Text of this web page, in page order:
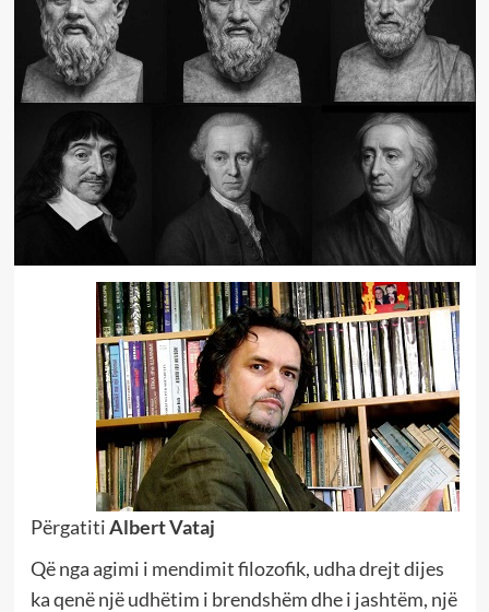
PërgatitiAlbert Vataj
Që nga agimi i mendimit filozofik, udha drejt dijes
ka qenë një udhëtim i brendshëm dhe i jashtëm, një